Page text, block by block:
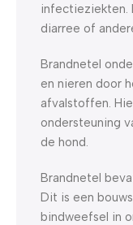
infectieziekten.
diarree of
Brandnetel
en nieren door
afvalstoffen.
ondersteuning
de hond.
Brandnetel
Dit is een
bindweefsel in